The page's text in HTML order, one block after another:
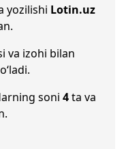
yozilishi Lotin.uz
va izohi bilan
soni 4ta va